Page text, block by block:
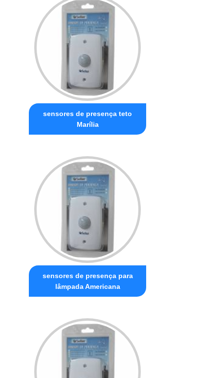
sensores de presença teto
Marília
sensores de presença para
lâmpada Americana